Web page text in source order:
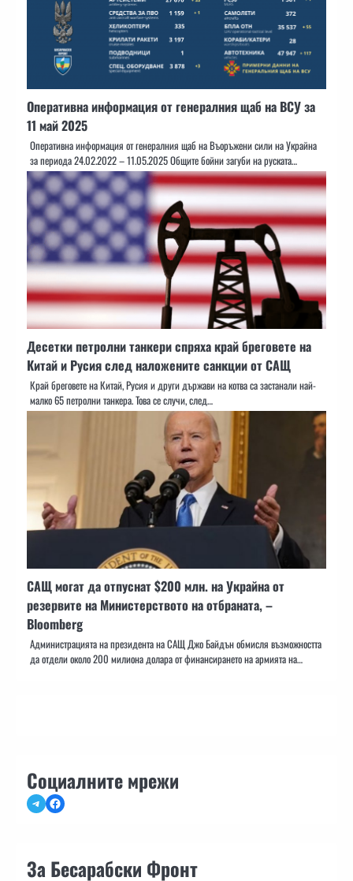
Оперативна информация от генералния щаб на ВСУ за
11 май 2025
Оперативна информация от генералния щаб на Въоръжени сили на Украйна
за периода 24.02.2022 – 11.05.2025 Общите бойни загуби на руската…
Десетки петролни танкери спряха край бреговете на
Китай и Русия след наложените санкции от САЩ
Край бреговете на Китай, Русия и други държави на котва са застанали най-
малко 65 петролни танкера. Това се случи, след…
САЩ могат да отпуснат $200 млн. на Украйна от
резервите на Министерството на отбраната, –
Bloomberg
Администрацията на президента на САЩ Джо Байдън обмисля възможността
да отдели около 200 милиона долара от финансирането на армията на…
Социалните мрежи
TelegramFacebook
За Бесарабски Фронт